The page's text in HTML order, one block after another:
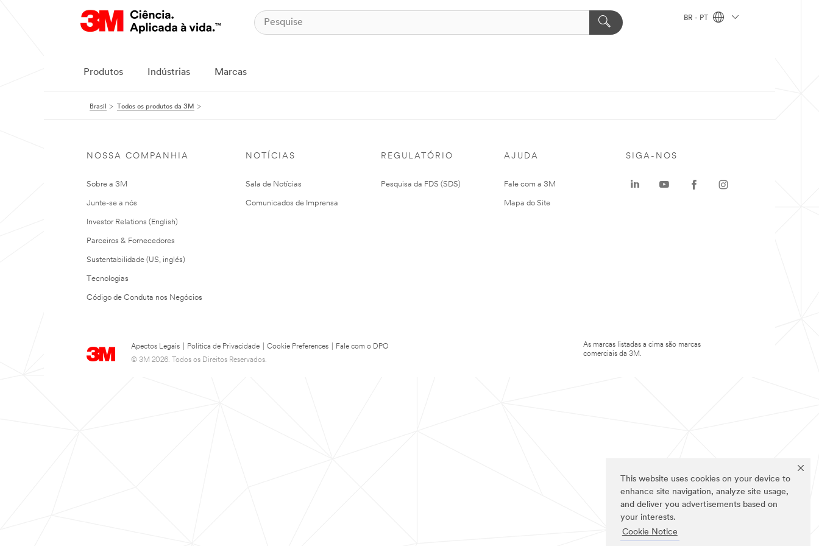
This website uses cookies on your device to
enhance site navigation, analyze site usage,
and deliver you advertisements based on
your interests.
Cookie Notice
BR - PT
Produtos Indústrias Marcas
Brasil Todos os produtos da 3M
NOSSA COMPANHIA
Sobre a 3M
Junte-se a nós
Investor Relations (English)
Parceiros & Fornecedores
Sustentabilidade (US, inglés)
Tecnologias
Código de Conduta nos Negócios
NOTÍCIAS
Sala de Notícias
Comunicados de Imprensa
REGULATÓRIO
Pesquisa da FDS (SDS)
AJUDA
Fale com a 3M
Mapa do Site
Apectos Legais Política de Privacidade Cookie Preferences
Fale com o DPO
© 3M 2026. Todos os Direitos Reservados.
SIGA-NOS
As marcas listadas a cima são marcas
comerciais da 3M.